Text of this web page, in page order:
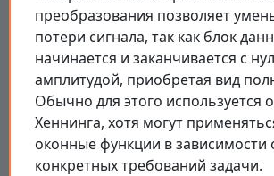
преобразования позволяет
потери сигнала, так как блок
начинается и заканчивается с
амплитудой, приобретая вид
Обычно для этого используется
Хеннинга, хотя могут
оконные функции в зависимости
конкретных требований задачи.